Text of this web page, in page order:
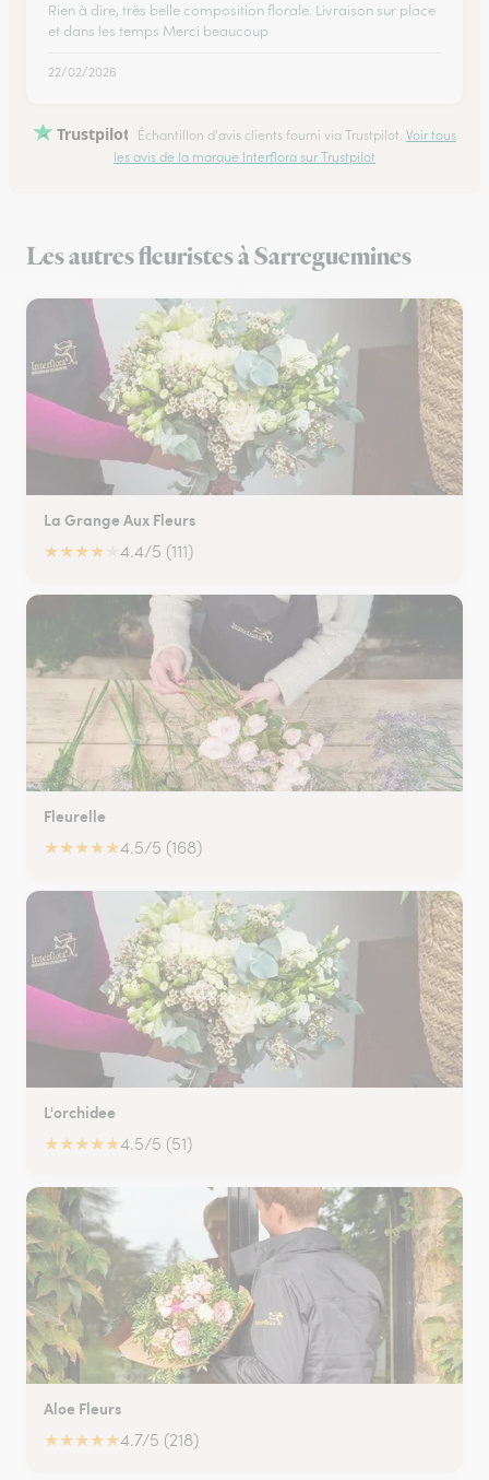
Rien à dire, très belle composition florale. Livraison sur place
et dans les temps Merci beaucoup
22/02/2026
Trustpilot Échantillon d'avis clients fourni via Trustpilot. Voir tous
les avis de la marque Interflora sur Trustpilot
Les autres fleuristes à Sarreguemines
La Grange Aux Fleurs
★★★★ 4.4/5 (111)
Fleurelle
★★★★★4.5/5 (168)
L'orchidee
★★★★★4.5/5 (51)
Aloe Fleurs
★★★★★4.7/5 (218)